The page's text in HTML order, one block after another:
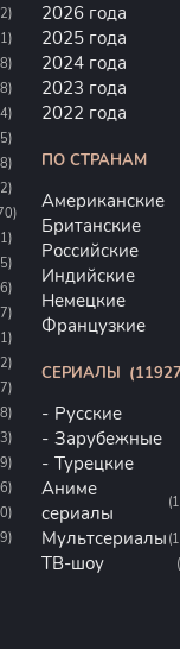
2026 года
2025 года
2024 года
2023 года
2022 года
ПО СТРАНАМ
Американские
Британские
Российские
Индийские
Немецкие
Французкие
СЕРИАЛЫ
Русские
Зарубежные
Турецкие
Аниме
сериалы
Мультсериалы
ТВ-шоу